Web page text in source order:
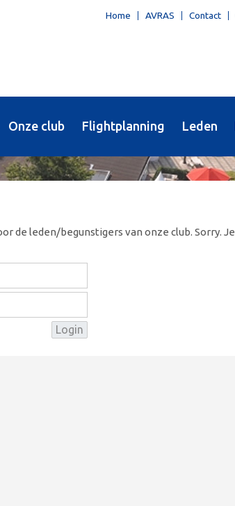
Home AVRAS Contact
Onze club Flightplanning Leden
de leden/begunstigers van onze club. Sorry. Je